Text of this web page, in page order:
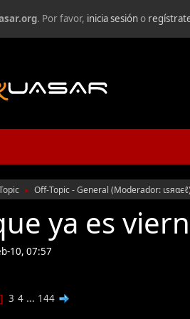
. Por favor, inicia sesióno
► Off-Topic - General (Moderador: ιѕяαєℓ)
ya es
10, 07:57
3 4 ... 144